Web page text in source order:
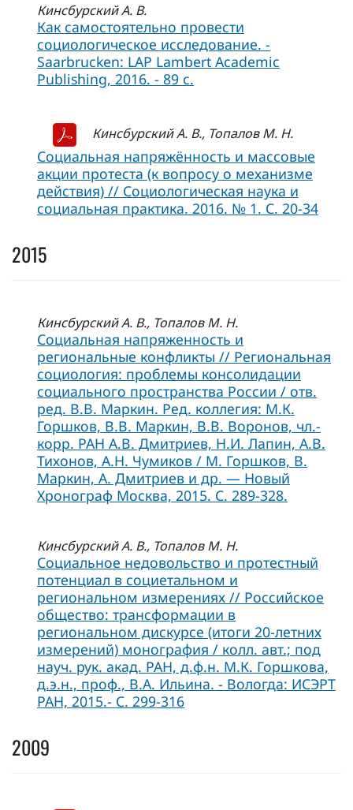
Кинсбурский А. В.
Как самостоятельно провести
социологическое исследование. -
Saarbrucken: LAP Lambert Academic
Publishing, 2016. - 89 c.
Кинсбурский А. В., Топалов М. Н.
Социальная напряжённость и массовые
акции протеста (к вопросу о механизме
действия) // Социологическая наука и
социальная практика. 2016. № 1. С. 20-34
2015
Кинсбурский А. В., Топалов М. Н.
Социальная напряженность и
региональные конфликты // Региональная
социология: проблемы консолидации
социального пространства России / отв.
ред. В.В. Маркин. Ред. коллегия: М.К.
Горшков, В.В. Маркин, В.В. Воронов, чл.-
корр. РАН А.В. Дмитриев, Н.И. Лапин, А.В.
Тихонов, А.Н. Чумиков / М. Горшков, В.
Маркин, А. Дмитриев и др. — Новый
Хронограф Москва, 2015. С. 289-328.
Кинсбурский А. В., Топалов М. Н.
Социальное недовольство и протестный
потенциал в социетальном и
региональном измерениях // Российское
общество: трансформации в
региональном дискурсе (итоги 20-летних
измерений) монография / колл. авт.; под
науч. рук. акад. РАН, д.ф.н. М.К. Горшкова,
д.э.н., проф., В.А. Ильина. - Вологда: ИСЭРТ
РАН, 2015.- С. 299-316
2009